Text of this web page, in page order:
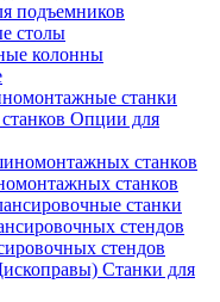
подъемников
столы
колонны
станки
Опции для
станков
станки
стендов
Станки для